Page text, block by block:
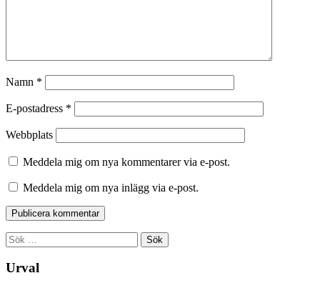
Namn *
E-postadress *
Webbplats
Meddela mig om nya kommentarer via e-post.
Meddela mig om nya inlägg via e-post.
Sök
efter:
Urval